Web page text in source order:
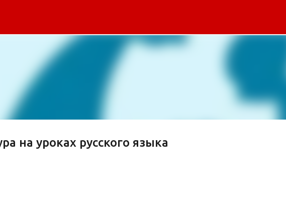
на уроках русского языка